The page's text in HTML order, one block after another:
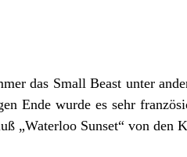
das Small Beast unter
Ende wurde es sehr
„Waterloo Sunset“ von den